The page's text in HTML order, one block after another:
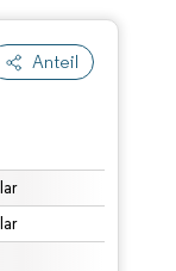
Anteil